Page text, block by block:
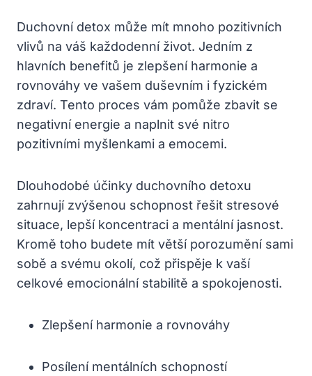
Duchovní detox může mít mnoho pozitivních
vlivů na váš každodenní život. Jedním z
hlavních benefitů je zlepšení harmonie a
rovnováhy ve vašem duševním i fyzickém
zdraví. Tento proces vám pomůže zbavit se
negativní energie a naplnit své nitro
pozitivními myšlenkami a emocemi.
Dlouhodobé účinky duchovního detoxu
zahrnují zvýšenou schopnost řešit stresové
situace, lepší koncentraci a mentální jasnost.
Kromě toho budete mít větší porozumění sami
sobě a svému okolí, což přispěje k vaší
celkové emocionální stabilitě a spokojenosti.
Zlepšení harmonie a rovnováhy
Posílení mentálních schopností